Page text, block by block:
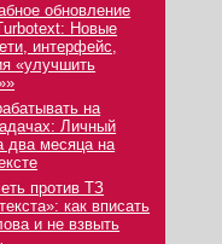
обновление
Новые
интерфейс,
«улучшить
на
Личный
два месяца на
против ТЗ
как вписать
и не взвыть